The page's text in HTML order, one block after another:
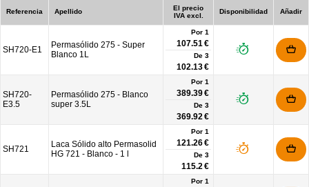
Referencia Apellido
El precio
IVA excl.
Disponibilidad Añadir
SH720-E1
Permasólido 275 - Super
Blanco 1L
Por 1
107.51 €
De 3
102.13 €
SH720-
E3.5
Permasólido 275 - Blanco
super 3.5L
Por 1
389.39 €
De 3
369.92 €
SH721
Laca Sólido alto Permasolid
HG 721 - Blanco - 1 l
Por 1
121.26 €
De 3
115.2 €
Por 1